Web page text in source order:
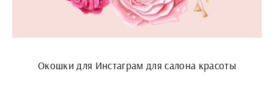
Окошки для Инстаграм для салона красоты